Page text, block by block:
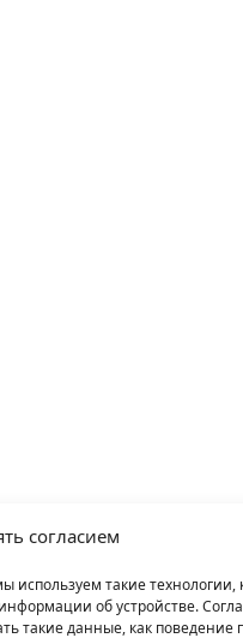
согласием
используем такие технологии,
об устройстве.
такие данные, как поведение